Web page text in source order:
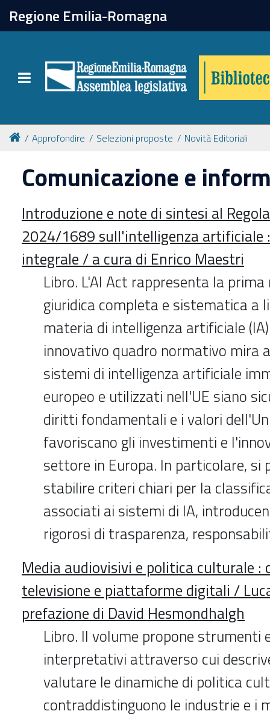
Regione Emilia-Romagna
Toggle navigation
chiudi
Catalogo online
Collezioni
Per approfondire
Appuntamenti
Prenotazione spazi
Approfondire Selezioni proposte Novità Editoriali
Comunicazione e
Introduzione e note di sintesi al
2024/1689 sull'intelligenza artificiale
integrale / a cura di Enrico Maestri
Libro. L'AI Act rappresenta la prima
giuridica completa e sistematica a
materia di intelligenza artificiale
innovativo quadro normativo mira
sistemi di intelligenza artificiale
europeo e utilizzati nell'UE siano
diritti fondamentali e i valori
favoriscano gli investimenti e
settore in Europa. In particolare, si
stabilire criteri chiari per la
associati ai sistemi di IA,
rigorosi di trasparenza,
Media audiovisivi e politica culturale :
televisione e piattaforme digitali /
prefazione di David Hesmondhalgh
Libro. Il volume propone strumenti
interpretativi attraverso cui
valutare le dinamiche di politica
contraddistinguono le industrie e i